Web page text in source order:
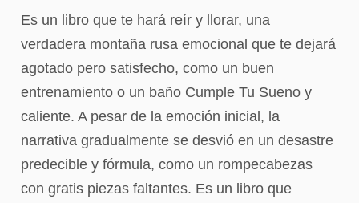
Es un libro que te hará reír y llorar, una
verdadera montaña rusa emocional que te dejará
agotado pero satisfecho, como un buen
entrenamiento o un baño Cumple Tu Sueno y
caliente. A pesar de la emoción inicial, la
narrativa gradualmente se desvió en un desastre
predecible y fórmula, como un rompecabezas
con gratis piezas faltantes. Es un libro que